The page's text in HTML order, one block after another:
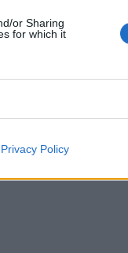
or Sharing
for which it
Privacy Policy